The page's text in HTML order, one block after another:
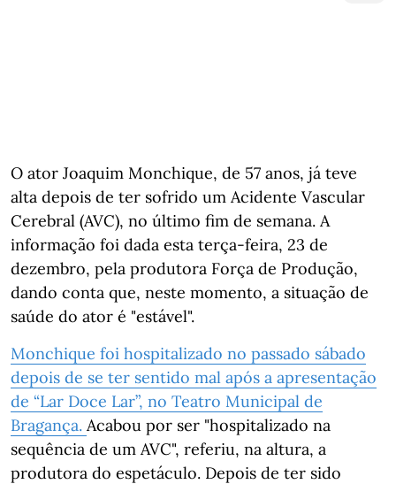
O ator Joaquim Monchique, de 57 anos, já teve
alta depois de ter sofrido um Acidente Vascular
Cerebral (AVC), no último fim de semana. A
informação foi dada esta terça-feira, 23 de
dezembro, pela produtora Força de Produção,
dando conta que, neste momento, a situação de
saúde do ator é "estável".
Monchique foi hospitalizado no passado sábado
depois de se ter sentido mal após a apresentação
de “Lar Doce Lar”, no Teatro Municipal de
Bragança. Acabou por ser "hospitalizado na
sequência de um AVC", referiu, na altura, a
produtora do espetáculo. Depois de ter sido